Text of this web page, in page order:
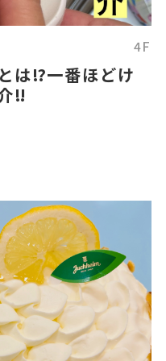
4F
は⁉️一番ほどけ
‼️